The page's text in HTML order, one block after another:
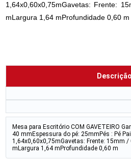
1,64x0,60x0,75mGavetas: Frente:
mLargura 1,64 mProfundidade 0,60 m
Descrição
Mesa para Escritório COM GAVETEIRO
40 mmEspessura do pé: 25mmPés : Pé
1,64x0,60x0,75mGavetas: Frente: 15mm /
mLargura 1,64 mProfundidade 0,60 m